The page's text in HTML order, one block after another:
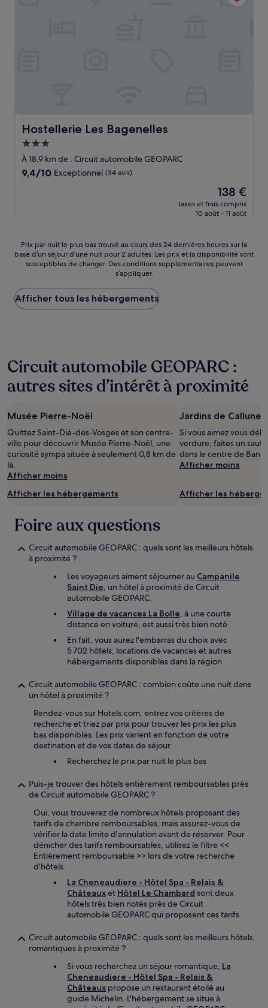
Hostellerie Les Bagenelles
Hostellerie Les Bagenelles
Hébergement
3.0 étoiles
À 18,9 km de : Circuit automobile GEOPARC
9.4
9,4/10 Exceptionnel (34 avis)
Le
nouveau
prix
138 €
138 €
taxes et frais compris
10 août - 11 août
Prix
par
nuit
plus
bas
trouvé
heures
sur
la
séjour
d’une
nuit
pour
2 adultes.
Les
prix
et
sont
de
changer.
supplémentaires
s’appliquer.
Prix par nuit le plus bas trouvé au cours des 24 dernières heures sur la
base d’un séjour d’une nuit pour 2 adultes. Les prix et la disponibilité sont
susceptibles de changer. Des conditions supplémentaires peuvent
s’appliquer.
Afficher tous les hébergements
Circuit automobile GEOPARC :
autres sites d’intérêt à proximité
Musée Pierre-Noël
Quittez Saint-Dié-des-Vosges et son centre-
ville pour découvrir Musée Pierre-Noël, une
curiosité sympa située à seulement 0,8 km de
là.
Afficher moins
Afficher les hébergements
Jardins de Callunes
Si vous aimez vous
verdure, faites un saut
dans le centre de Ban-
Afficher moins
Afficher les
Foire aux questions
Circuit automobile GEOPARC : quels sont les meilleurs hôtels
à proximité ?
Les voyageurs aiment séjourner au Campanile
Saint Die, un hôtel à proximité de Circuit
automobile GEOPARC.
Village de vacances La Bolle, à une courte
distance en voiture, est aussi très bien noté.
En fait, vous aurez l'embarras du choix avec
5 702 hôtels, locations de vacances et autres
hébergements disponibles dans la région.
Circuit automobile GEOPARC : combien coûte une nuit dans
un hôtel à proximité ?
Rendez-vous sur Hotels.com, entrez vos critères de
recherche et triez par prix pour trouver les prix les plus
bas disponibles. Les prix varient en fonction de votre
destination et de vos dates de séjour.
Recherchez le prix par nuit le plus bas
Puis-je trouver des hôtels entièrement remboursables près
de Circuit automobile GEOPARC ?
Oui, vous trouverez de nombreux hôtels proposant des
tarifs de chambre remboursables, mais assurez-vous de
vérifier la date limite d'annulation avant de réserver. Pour
dénicher des tarifs remboursables, utilisez le filtre <<
Entièrement remboursable >> lors de votre recherche
d'hôtels.
La Cheneaudiere - Hôtel Spa - Relais &
Châteauxet Hôtel Le Chambard sont deux
hôtels très bien notés près de Circuit
automobile GEOPARC qui proposent ces tarifs.
Circuit automobile GEOPARC : quels sont les meilleurs hôtels
romantiques à proximité ?
Si vous recherchez un séjour romantique, La
Cheneaudiere - Hôtel Spa - Relais &
Châteaux propose un restaurant étoilé au
guide Michelin. L'hébergement se situe à